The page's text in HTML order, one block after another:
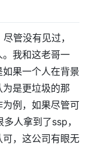
管没有见过，
我和这老哥一
果一个人在背景
是更垃圾的那
例，如果尽管可
人拿到了ssp，
，这公司有眼无